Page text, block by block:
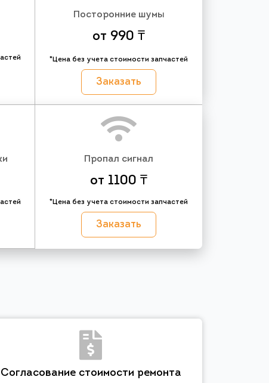
Посторонние шумы
от 990 ₸
*Цена без учета стоимости запчастей
Заказать
Пропал сигнал
от 1100 ₸
*Цена без учета стоимости запчастей
Заказать
Согласование стоимости ремонта